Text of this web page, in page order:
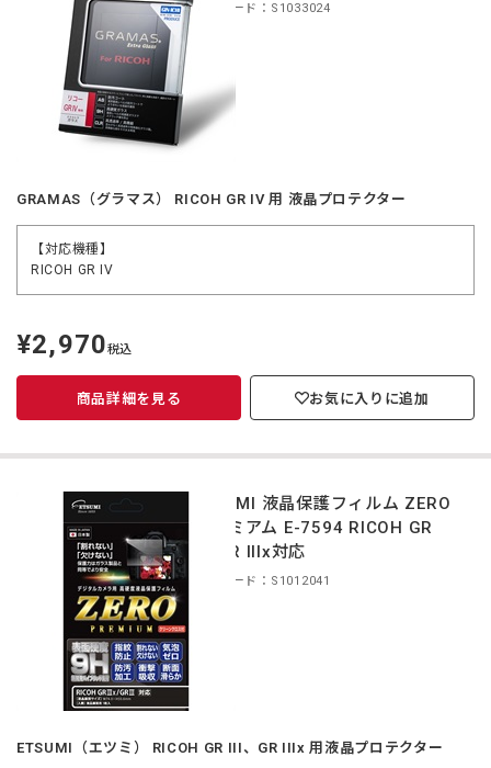
商品コード：S1033024
GRAMAS（グラマス） RICOH GR IV 用 液晶プロテクター
【対応機種】
RICOH GR IV
定
価
¥2,970税込
商品詳細を見る お気に入りに追加
ETSUMI 液晶保護フィルム ZERO
プレミアム E-7594 RICOH GR
III/GR IIIx対応
商品コード：S1012041
ETSUMI（エツミ） RICOH GR III、GR IIIx 用液晶プロテクター